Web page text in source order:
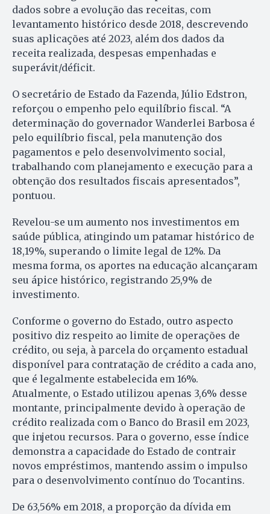
dados sobre a evolução das receitas, com
levantamento histórico desde 2018, descrevendo
suas aplicações até 2023, além dos dados da
receita realizada, despesas empenhadas e
superávit/déficit.
O secretário de Estado da Fazenda, Júlio Edstron,
reforçou o empenho pelo equilíbrio fiscal. “A
determinação do governador Wanderlei Barbosa é
pelo equilíbrio fiscal, pela manutenção dos
pagamentos e pelo desenvolvimento social,
trabalhando com planejamento e execução para a
obtenção dos resultados fiscais apresentados”,
pontuou.
Revelou-se um aumento nos investimentos em
saúde pública, atingindo um patamar histórico de
18,19%, superando o limite legal de 12%. Da
mesma forma, os aportes na educação alcançaram
seu ápice histórico, registrando 25,9% de
investimento.
Conforme o governo do Estado, outro aspecto
positivo diz respeito ao limite de operações de
crédito, ou seja, à parcela do orçamento estadual
disponível para contratação de crédito a cada ano,
que é legalmente estabelecida em 16%.
Atualmente, o Estado utilizou apenas 3,6% desse
montante, principalmente devido à operação de
crédito realizada com o Banco do Brasil em 2023,
que injetou recursos. Para o governo, esse índice
demonstra a capacidade do Estado de contrair
novos empréstimos, mantendo assim o impulso
para o desenvolvimento contínuo do Tocantins.
De 63,56% em 2018, a proporção da dívida em